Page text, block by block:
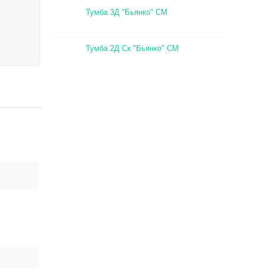
Тумба 3Д "Бьянко" СМ
Тумба 2Д Ск "Бьянко" СМ